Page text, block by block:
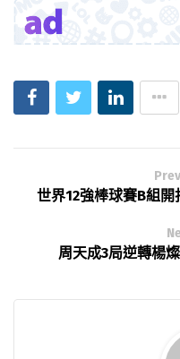
世界12強棒球賽B組
周天成3局逆轉楊